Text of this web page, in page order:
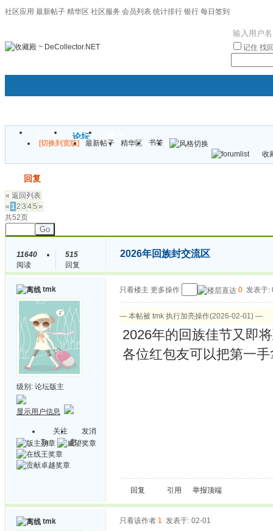
社区应用 最新帖子 精华区 社区服务 会员列表 统计排行 银行 每日签到
记住 找
门户 论坛
[切换到宽版] 最新帖子 精华区
书签
收
回复
« 返回列表
« 12 3 45 »
共52页
Go
11640
阅读
515
回复
2026年回族封交流区
tmk
级别: 论坛版主
显示用户信息
关注
Ta
发消
息
只看楼主 更多操作 0 发表于:
— 本帖被 tmk 执行加亮操作(2026-02-01) —
2026年的回族佳节又即
各位红包友可以把第一
回复 引用 举报顶端
tmk 只看该作者 1 发表于: 02-01